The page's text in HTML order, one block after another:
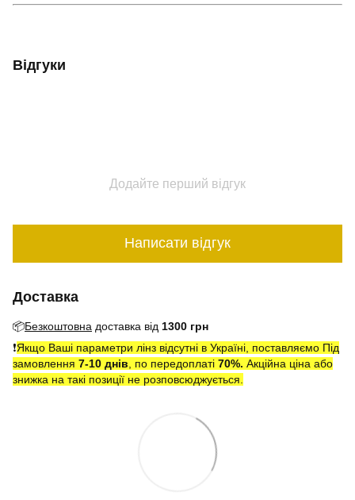
Відгуки
Додайте перший відгук
Написати відгук
Доставка
📦Безкоштовна доставка від 1300 грн
❗️Якщо Ваші параметри лінз відсутні в Україні, поставляємо Під
замовлення 7-10 днів , по передоплаті 70%. Акційна ціна або
знижка на такі позиції не розповсюджується.